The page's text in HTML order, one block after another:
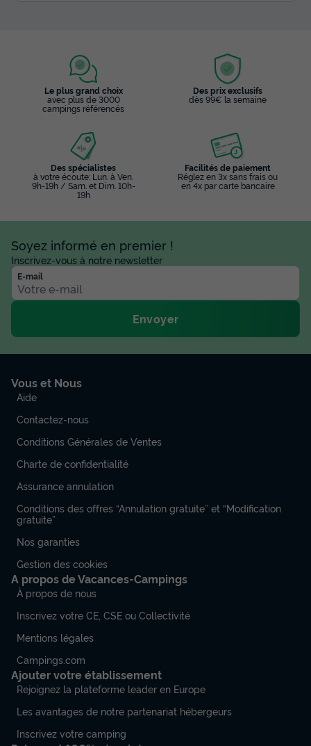
Le plus grand choix
avec plus de 3000
campings référencés
Des prix exclusifs
dès 99€ la semaine
Des spécialistes
à votre écoute: Lun. à Ven.
9h-19h / Sam. et Dim. 10h-
19h
Facilités de paiement
Réglez en 3x sans frais ou
en 4x par carte bancaire
Soyez informé en premier !
Inscrivez-vous à notre newsletter
E-mail
Envoyer
Vous et Nous
Aide
Contactez-nous
Conditions Générales de Ventes
Charte de confidentialité
Assurance annulation
Conditions des offres “Annulation gratuite” et “Modification
gratuite”
Nos garanties
Gestion des cookies
A propos de Vacances-Campings
À propos de nous
Inscrivez votre CE, CSE ou Collectivité
Mentions légales
Campings.com
Ajouter votre établissement
Rejoignez la plateforme leader en Europe
Les avantages de notre partenariat hébergeurs
Inscrivez votre camping